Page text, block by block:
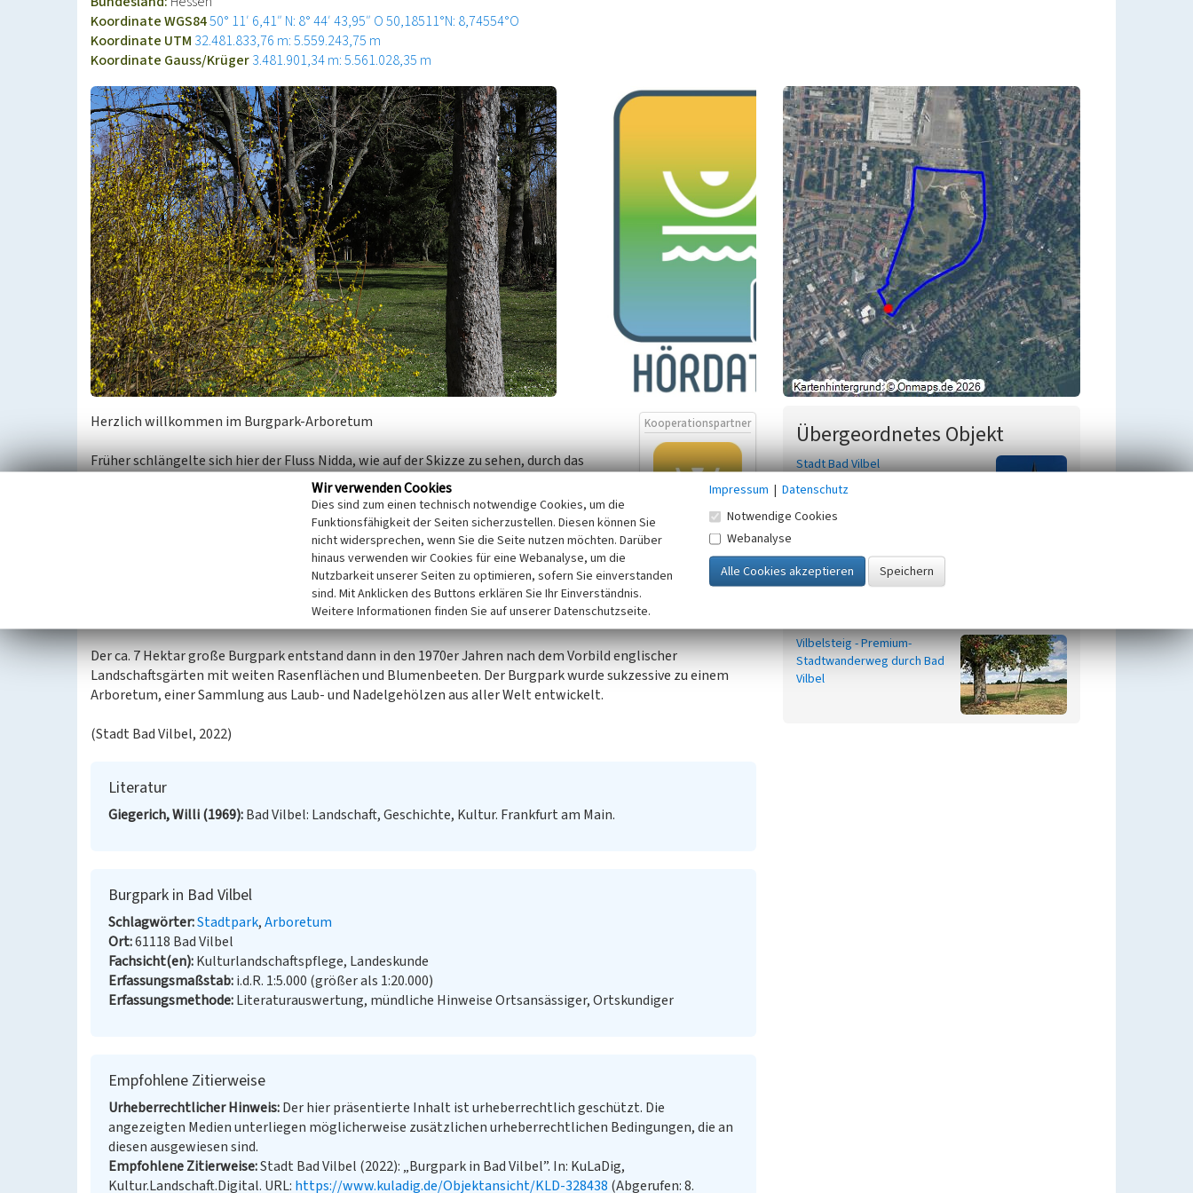
Koordinate WGS8450° 11′ 6,41″ N: 8° 44′ 43,95″ O50,18511°N: 8,74554°O
Koordinate UTM 32.481.833,76 m: 5.559.243,75 m
Koordinate Gauss/Krüger3.481.901,34 m: 5.561.028,35 m
Kooperationspartner
Herzlich willkommen im Burgpark-Arboretum
Früher schlängelte sich hier der Fluss Nidda, wie auf der Skizze zu sehen, durch das
Gelände. Immer wieder war vor allem das rechte Niddaufer von Überschwemmungen
durch Hochwasser betroffen, weshalb hier nicht gebaut wurde. Nur die Burg stand hier,
vermutlich um den Burggraben mit Niddawasser fluten zu können.
Das linke Ufer lag etwas höher, trotzdem entstanden auch hier mitunter Schäden. Nach
kleineren Maßnahmen im Laufe der Jahrhunderte wurde in den 1960er Jahren die Nidda kanalisiert. Es wurde
drastisch in den Flussverlauf eingegriffen und das alte Wehr abgerissen. Dabei wurde auch der Flussbogen an
der Burg entfernt und es entstand die Fläche des heutigen Burgparks.
Der ca. 7 Hektar große Burgpark entstand dann in den 1970er Jahren nach dem Vorbild englischer
Landschaftsgärten mit weiten Rasenflächen und Blumenbeeten. Der Burgpark wurde sukzessive zu einem
Arboretum, einer Sammlung aus Laub- und Nadelgehölzen aus aller Welt entwickelt.
(Stadt Bad Vilbel, 2022)
Literatur
Giegerich, Willi (1969) Bad Vilbel: Landschaft, Geschichte, Kultur. Frankfurt am Main.
Burgpark in Bad Vilbel
Schlagwörter Stadtpark Arboretum
Ort 61118 Bad Vilbel
Fachsicht(en) Kulturlandschaftspflege, Landeskunde
Erfassungsmaßstab i.d.R. 1:5.000 (größer als 1:20.000)
Erfassungsmethode Literaturauswertung, mündliche Hinweise Ortsansässiger, Ortskundiger
Empfohlene Zitierweise
Urheberrechtlicher Hinweis Der hier präsentierte Inhalt ist urheberrechtlich geschützt. Die
angezeigten Medien unterliegen möglicherweise zusätzlichen urheberrechtlichen Bedingungen, die an
diesen ausgewiesen sind.
Empfohlene Zitierweise Stadt Bad Vilbel (2022): „Burgpark in Bad Vilbel”. In: KuLaDig,
Kultur.Landschaft.Digital. URL: https://www.kuladig.de/Objektansicht/KLD-328438 (Abgerufen: 8.
Übergeordnetes Objekt
Stadt Bad Vilbel
Beginn 774
Vilbelsteig - Premium-
Stadtwanderweg durch Bad
Vilbel
Wir verwenden Cookies
Dies sind zum einen technisch notwendige Cookies, um die
Funktionsfähigkeit der Seiten sicherzustellen. Diesen können Sie
nicht widersprechen, wenn Sie die Seite nutzen möchten. Darüber
hinaus verwenden wir Cookies für eine Webanalyse, um die
Nutzbarkeit unserer Seiten zu optimieren, sofern Sie einverstanden
sind. Mit Anklicken des Buttons erklären Sie Ihr Einverständnis.
Weitere Informationen finden Sie auf unserer Datenschutzseite.
Impressum | Datenschutz
Notwendige Cookies
Webanalyse